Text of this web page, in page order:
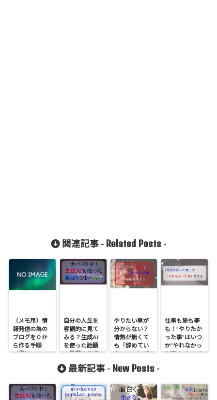
関連記事 - Related Posts-
（メモ用）情
報発信の為の
ブログを０か
ら作る手順
（仮）
自分の人生を
客観的に見て
みる？生成AI
を使った話題
の星回り分析
やりたい事が
分からない？
情熱が無くて
も「辞めてい
ない」ことが
なるという話
仕事も旅も夢
も！”やりたか
った事”はいつ
か”やれなかっ
た事”になって
最新記事 - New Posts -